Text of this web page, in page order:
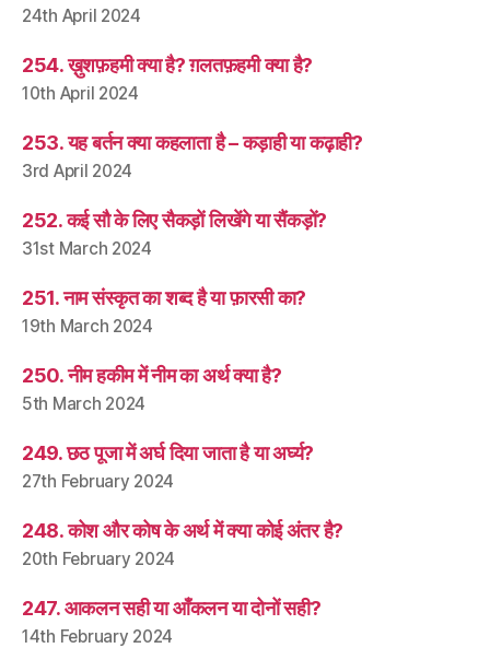
24th April 2024
254. ख़ुशफ़हमी क्या है? ग़लतफ़हमी क्या है?
10th April 2024
253. यह बर्तन क्या कहलाता है – कड़ाही या कढ़ाही?
3rd April 2024
252. कई सौ के लिए सैकड़ों लिखेंगे या सैंकड़ों?
31st March 2024
251. नाम संस्कृत का शब्द है या फ़ारसी का?
19th March 2024
250. नीम हकीम में नीम का अर्थ क्या है?
5th March 2024
249. छठ पूजा में अर्घ दिया जाता है या अर्घ्य?
27th February 2024
248. कोश और कोष के अर्थ में क्या कोई अंतर है?
20th February 2024
247. आकलन सही या आँकलन या दोनों सही?
14th February 2024